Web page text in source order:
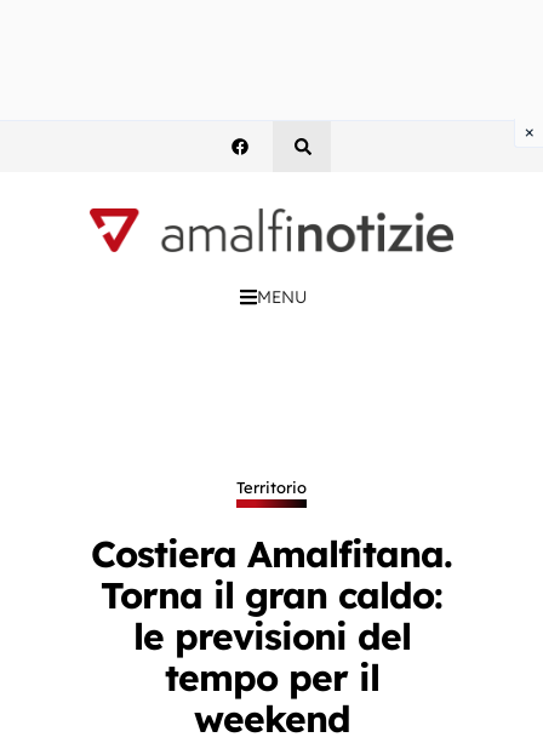
MENU
Territorio
Costiera Amalfitana.
Torna il gran caldo:
le previsioni del
tempo per il
weekend
×